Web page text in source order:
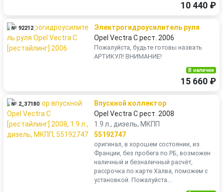
10 440 ₽
№ 92212
Электрогидроусилитель руля
Opel Vectra C рест. 2006
Пожалуйста, будьте готовы назвать
АРТИКУЛ! ВНИМАНИЕ!
В наличии
15 660 ₽
№ 2_37180
Впускной коллектор
Opel Vectra C рест. 2008
1.9 л., дизель, МКПП
55192747
оригинал, в хорошем состоянии, из
Франции, без пробега по РБ, возможен
наличный и безналичный расчёт,
рассрочка по карте Халва, поможем с
установкой. Пожалуйста...